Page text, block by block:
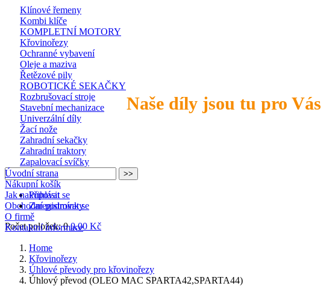
Naše díly jsou tu pro Vás
Klínové řemeny
Kombi klíče
KOMPLETNÍ MOTORY
Křovinořezy
Ochranné vybavení
Oleje a maziva
Řetězové pily
ROBOTICKÉ SEKAČKY
Rozbrušovací stroje
Stavební mechanizace
Univerzální díly
Žací nože
Zahradní sekačky
Zahradní traktory
Zapalovací svíčky
Přihlásit se
Zaregistrovat se
Počet položek: 0 0,00 Kč
Úvodní strana
Nákupní košík
Jak nakupovat
Obchodní podmínky
O firmě
Kontaktní informace
Home
Křovinořezy
Úhlové převody pro křovinořezy
Úhlový převod (OLEO MAC SPARTA42,SPARTA44)